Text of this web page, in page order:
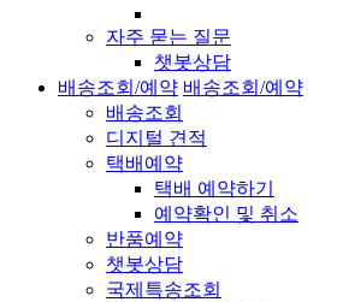
자주 묻는 질문
챗봇상담
배송조회/예약 배송조회/예약
배송조회
디지털 견적
택배예약
택배 예약하기
예약확인 및 취소
반품예약
챗봇상담
국제특송조회